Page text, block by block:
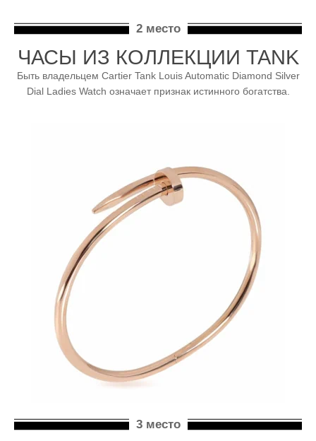
2 место
ЧАСЫ ИЗ КОЛЛЕКЦИИ TANK
Быть владельцем Cartier Tank Louis Automatic Diamond Silver
Dial Ladies Watch означает признак истинного богатства.
3 место